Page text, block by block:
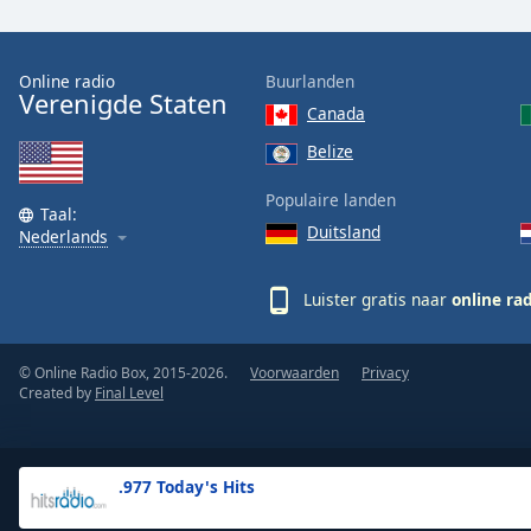
Text
Opacity
Background
.977 Today's Hits
Online radio
Verenigde Staten
Taal:
Nederlands
Buurlanden
Canada
Belize
Populaire landen
Duitsland
Luister gratis naar online
© Online Radio Box, 2015-2026.
Created by Final Level
Voorwaarden Privacy